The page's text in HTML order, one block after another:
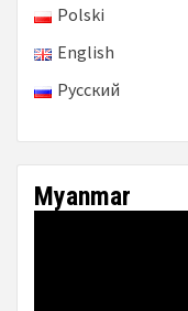
Polski
English
Русский
Myanmar